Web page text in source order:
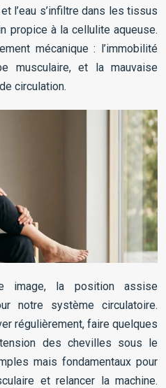
l’eau s’infiltre dans les tissus
propice à la cellulite aqueuse.
mécanique : l’immobilité
musculaire, et la mauvaise
circulation.
image, la position assise
notre système circulatoire.
régulièrement, faire quelques
des chevilles sous le
mais fondamentaux pour
et relancer la machine.